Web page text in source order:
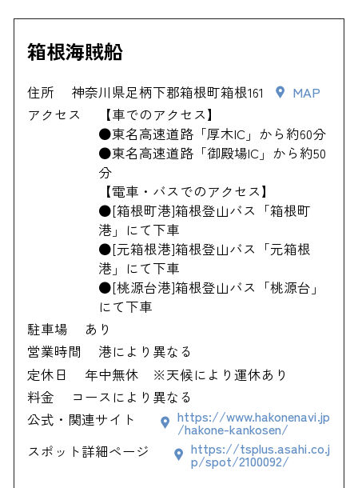
箱根海賊船
住所 神奈川県足柄下郡箱根町箱根161
MAP
アクセス
【車でのアクセス】
●東名高速道路「厚木IC」から約60分
●東名高速道路「御殿場IC」から約50
分
【電車・バスでのアクセス】
●[箱根町港]箱根登山バス「箱根町
港」にて下車
●[元箱根港]箱根登山バス「元箱根
港」にて下車
●[桃源台港]箱根登山バス「桃源台」
にて下車
駐車場
あり
営業時間
港により異なる
定休日
年中無休 ※天候により運休あり
料金
コースにより異なる
公式・関連サイト
https://www.hakonenavi.jp
/hakone-kankosen/
スポット詳細ページ
https://tsplus.asahi.co.j
p/spot/2100092/